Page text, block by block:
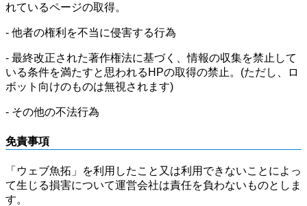
れているページの取得。
- 他者の権利を不当に侵害する行為
- 最終改正された著作権法に基づく、情報の収集を禁止して
いる条件を満たすと思われるHPの取得の禁止。(ただし、ロ
ボット向けのものは無視されます)
- その他の不法行為
免責事項
「ウェブ魚拓」を利用したこと又は利用できないことによっ
て生じる損害について運営会社は責任を負わないものとしま
す。